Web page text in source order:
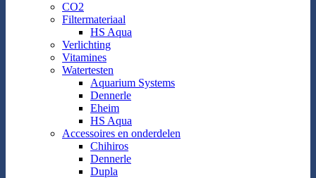
CO2
Filtermateriaal
HS Aqua
Verlichting
Vitamines
Watertesten
Aquarium Systems
Dennerle
Eheim
HS Aqua
Accessoires en onderdelen
Chihiros
Dennerle
Dupla